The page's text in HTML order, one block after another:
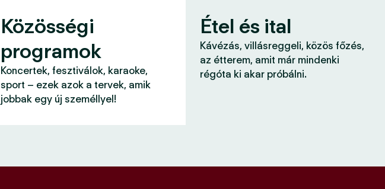
Közösségi
programok
Koncertek, fesztiválok, karaoke,
sport – ezek azok a tervek, amik
jobbak egy új személlyel!
Étel és ital
Kávézás, villásreggeli, közös főzés,
az étterem, amit már mindenki
régóta ki akar próbálni.